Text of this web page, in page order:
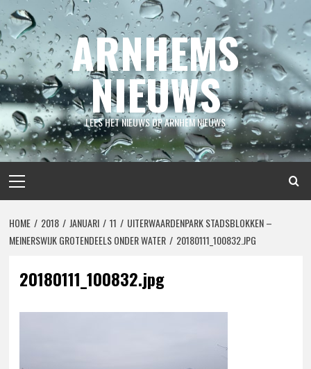
Spring
naar
inhoud
ARNHEMS
NIEUWS
LEES HET NIEUWS OP ARNHEM NIEUWS
menu
HOME 2018 JANUARI 11
UITERWAARDENPARK STADSBLOKKEN –
MEINERSWIJK GROTENDEELS ONDER WATER
20180111_100832.JPG
20180111_100832.jpg